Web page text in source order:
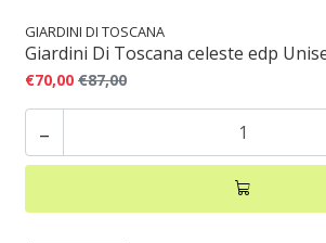
GIARDINI DI TOSCANA
Giardini Di Toscana celeste edp
€70,00 €87,00
-